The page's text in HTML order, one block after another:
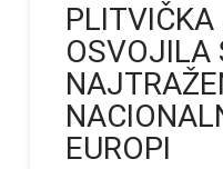
OSVOJILA
EUROPI